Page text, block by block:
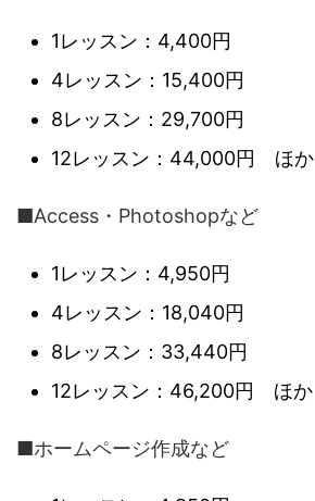
1レッスン：4,400円
4レッスン：15,400円
8レッスン：29,700円
12レッスン：44,000円 ほか
■Access・Photoshopなど
1レッスン：4,950円
4レッスン：18,040円
8レッスン：33,440円
12レッスン：46,200円 ほか
■ホームページ作成など